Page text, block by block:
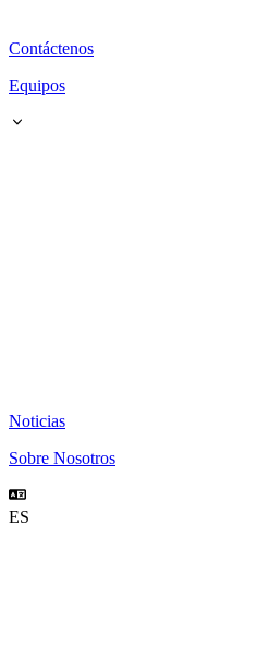
Contáctenos
Equipos
Noticias
Sobre Nosotros
ES